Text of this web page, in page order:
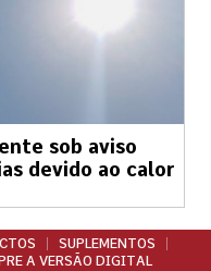
sob aviso
devido ao calor
SUPLEMENTOS
A VERSÃO DIGITAL